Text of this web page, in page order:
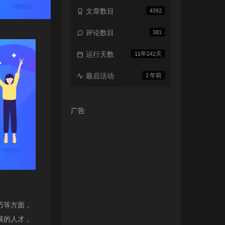
方面，
人才，
4392
文章数目
381
评论数目
11年242天
运行天数
2 年前
最后活动
广告